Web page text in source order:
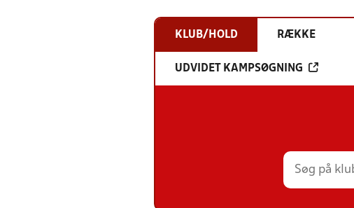
KLUB/HOLD RÆKKE
UDVIDET KAMPSØGNING